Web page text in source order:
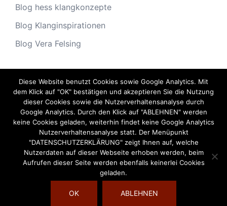
Blog hess klangkonzepte
Blog Klanginspirationen
Blog Vera Felsing
Archiv
Archiv
Diese Website benutzt Cookies sowie Google Analytics. Mit
dem Klick auf "OK" bestätigen und akzeptieren Sie die Nutzung
dieser Cookies sowie die Nutzerverhaltensanalyse durch
Google Analytics. Durch den Klick auf "ABLEHNEN" werden
keine Cookies geladen, weiterhin findet keine Google Analytics
Nutzerverhaltensanalyse statt. Der Menüpunkt
"DATENSCHUTZERKLÄRUNG" zeigt Ihnen auf, welche
Nutzerdaten auf dieser Webseite erhoben werden, beim
Aufrufen dieser Seite werden ebenfalls keinerlei Cookies
geladen.
OK ABLEHNEN